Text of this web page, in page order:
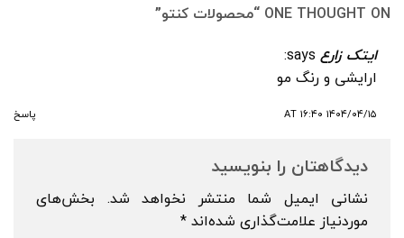
ONE THOUGHT ON “ محصولات کنتو”
ایتک زارع says:
ارایشی و رنگ مو
۱۴۰۴/۰۴/۱۵ AT ۱۶:۴۰ پاسخ
دیدگاهتان را بنویسید
نشانی ایمیل شما منتشر نخواهد شد. بخش‌های
موردنیاز علامت‌گذاری شده‌اند*